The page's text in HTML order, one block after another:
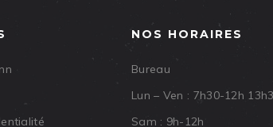
NOS HORAIRES
Bureau
Lun – Ven : 7h30-12h
Sam : 9h-12h